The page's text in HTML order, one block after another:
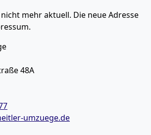
mehr aktuell. Die neue Adresse
48A
umzuege.de